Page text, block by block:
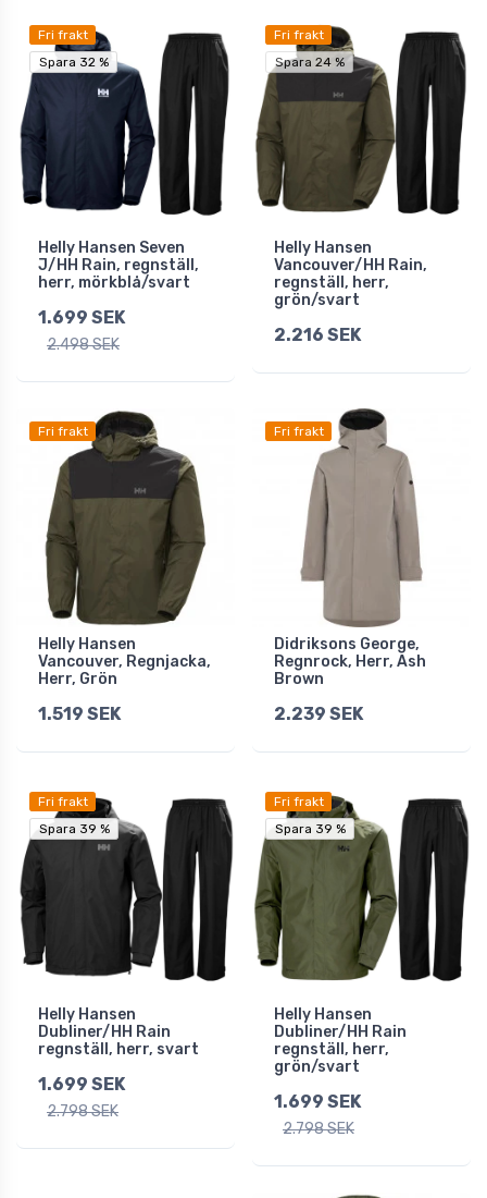
Fri frakt
Spara 32 %
Spara 32 %
Helly Hansen Seven
J/HH Rain, regnställ,
herr, mörkblå/svart
1.699 SEK
2.498 SEK
Fri frakt
Spara 24 %
Helly Hansen
Vancouver/HH Rain,
regnställ, herr,
grön/svart
2.216 SEK
Fri frakt
Helly Hansen
Vancouver, Regnjacka,
Herr, Grön
1.519 SEK
Fri frakt
Didriksons George,
Regnrock, Herr, Ash
Brown
2.239 SEK
Fri frakt
Spara 39 %
Spara 39 %
Helly Hansen
Dubliner/HH Rain
regnställ, herr, svart
1.699 SEK
2.798 SEK
Fri frakt
Spara 39 %
Spara 39 %
Helly Hansen
Dubliner/HH Rain
regnställ, herr,
grön/svart
1.699 SEK
2.798 SEK